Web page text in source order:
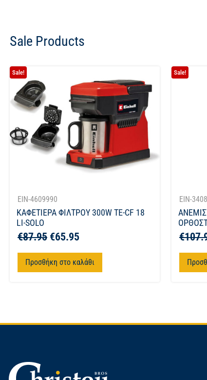
Sale Products
Sale!
EIN-4609990
ΚΑΦΕΤΙΕΡΑ ΦΙΛΤΡΟΥ 300W TE-CF 18
LI-SOLO
€87.95 €65.95
Προσθήκη στο καλάθι
Sale!
EIN-
€